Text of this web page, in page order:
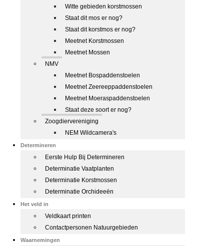
Witte gebieden korstmossen
Staat dit mos er nog?
Staat dit korstmos er nog?
Meetnet Korstmossen
Meetnet Mossen
NMV
Meetnet Bospaddenstoelen
Meetnet Zeereeppaddenstoelen
Meetnet Moeraspaddenstoelen
Staat deze soort er nog?
Zoogdiervereniging
NEM Wildcamera's
Determineren
Eerste Hulp Bij Determineren
Determinatie Vaatplanten
Determinatie Korstmossen
Determinatie Orchideeën
Het veld in
Veldkaart printen
Contactpersonen Natuurgebieden
Waarnemingen